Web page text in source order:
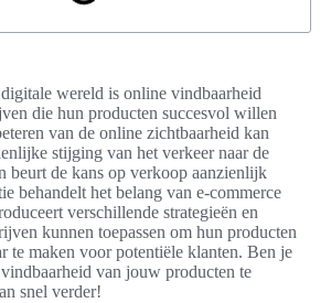
wereld is online vindbaarheid
die hun producten succesvol willen
van de online zichtbaarheid kan
stijging van het verkeer naar de
beurt de kans op verkoop aanzienlijk
behandelt het belang van e-commerce
verschillende strategieën en
kunnen toepassen om hun producten
te maken voor potentiële klanten. Ben je
van jouw producten te
snel verder!